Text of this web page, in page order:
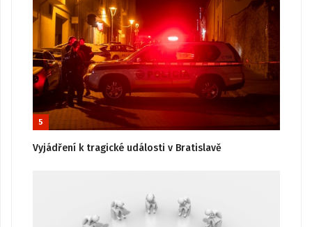
5
Vyjádření k tragické události v Bratislavě